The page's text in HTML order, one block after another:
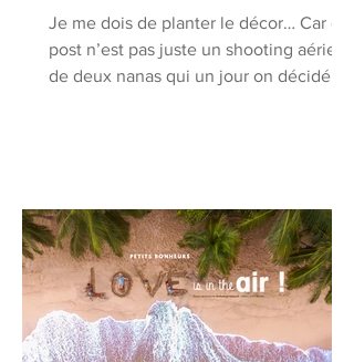
Je me dois de planter le décor… Car ce
post n’est pas juste un shooting aérien
de deux nanas qui un jour on décidé de